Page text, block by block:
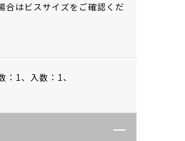
合はビスサイズをご確認くだ
：1、
入数：1、